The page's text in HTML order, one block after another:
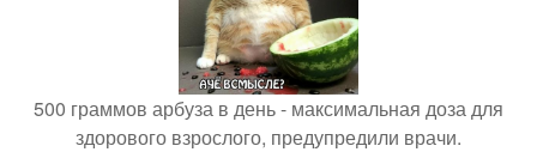
500 граммов арбуза в день - максимальная доза для
здорового взрослого, предупредили врачи.